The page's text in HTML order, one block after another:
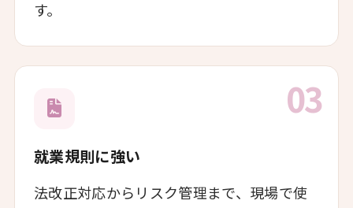
す。
03
就業規則に強い
法改正対応からリスク管理まで、現場で使